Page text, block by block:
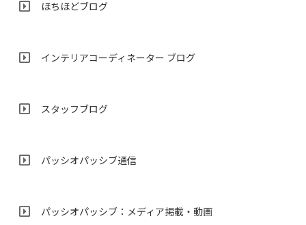
ほちほどブログ
インテリアコーディネーター ブログ
スタッフブログ
パッシオパッシブ通信
パッシオパッシブ：メディア掲載・動画